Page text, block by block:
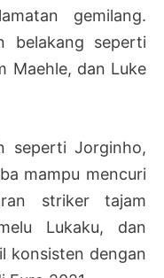
gemilang.
belakang seperti
Maehle, dan Luke
seperti Jorginho,
mampu mencuri
striker tajam
Lukaku, dan
konsisten dengan